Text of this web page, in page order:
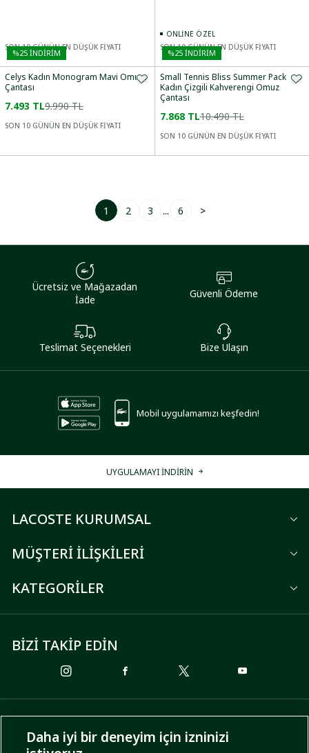
SON 10 GÜNÜN EN DÜŞÜK FİYATI
ONLINE ÖZEL
SON 10 GÜNÜN EN DÜŞÜK FİYATI
%25 İNDİRİM
Celys Kadın Monogram Mavi Omuz
Çantası
7.493 TL9.990 TL
SON 10 GÜNÜN EN DÜŞÜK FİYATI
%25İNDİRİM
Small Tennis Bliss Summer Pack
Kadın Çizgili Kahverengi Omuz
Çantası
7.868 TL10.490 TL
SON 10 GÜNÜN EN DÜŞÜK FİYATI
1 2 3 ... 6 >
Ücretsiz ve Mağazadan
İade
Güvenli Ödeme
Teslimat Seçenekleri Bize Ulaşın
Mobil uygulamamızı keşfedin!
UYGULAMAYI İNDİRİN
LACOSTE KURUMSAL
MÜŞTERİ İLİŞKİLERİ
KATEGORİLER
BİZİ TAKİP EDİN
ÖDEME SEÇENEKLERİ
Daha iyi bir deneyim için izninizi